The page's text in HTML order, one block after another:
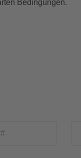
Bedingungen.